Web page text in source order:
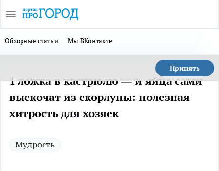
Обзорные статьи Мы ВКонтакте
Принять
1 ложка в кастрюлю — и яйца сами
выскочат из скорлупы: полезная
хитрость для хозяек
Мудрость